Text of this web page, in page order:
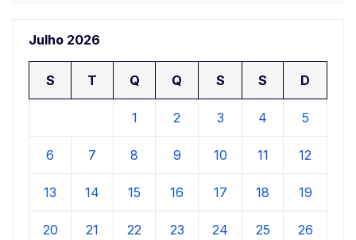
Julho 2026
S T Q Q S S D
1 2 3 4 5
6 7 8 9 10 11 12
13 14 15 16 17 18 19
20 21 22 23 24 25 26